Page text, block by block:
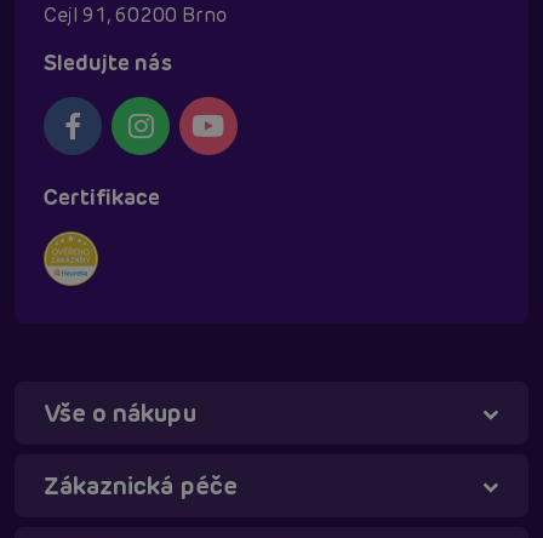
Cejl 91, 60200 Brno
Sledujte nás
Certifikace
Vše o nákupu
Zákaznická péče
Táňa - virtuální asistentka